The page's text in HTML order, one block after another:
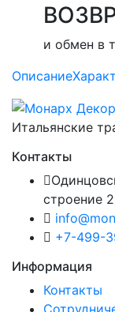
и обмен в
Описание
Итальянские
Контакты
строение
+7-499-
Информация
Контакты